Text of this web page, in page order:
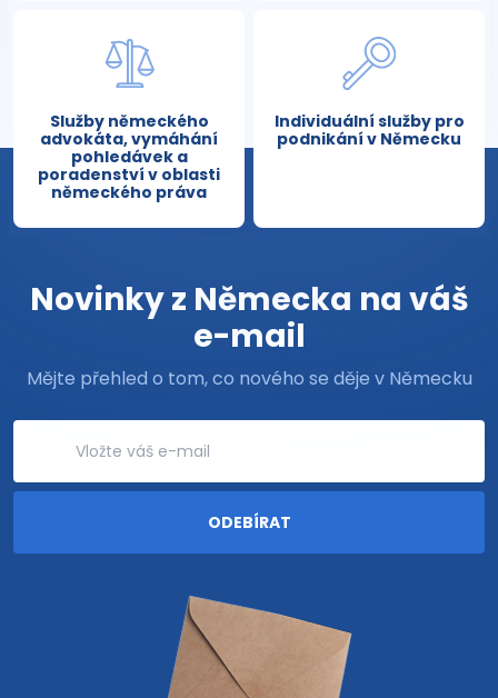
Služby německého
advokáta, vymáhání
pohledávek a
poradenství v oblasti
německého práva
Individuální služby pro
podnikání v Německu
Novinky z Německa na váš
e-mail
Mějte přehled o tom, co nového se děje v Německu